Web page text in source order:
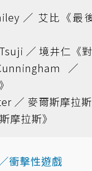
／ 艾比《最
／ 境井仁《對
／ 麥爾斯摩拉
摩拉斯》
衝擊性遊戲